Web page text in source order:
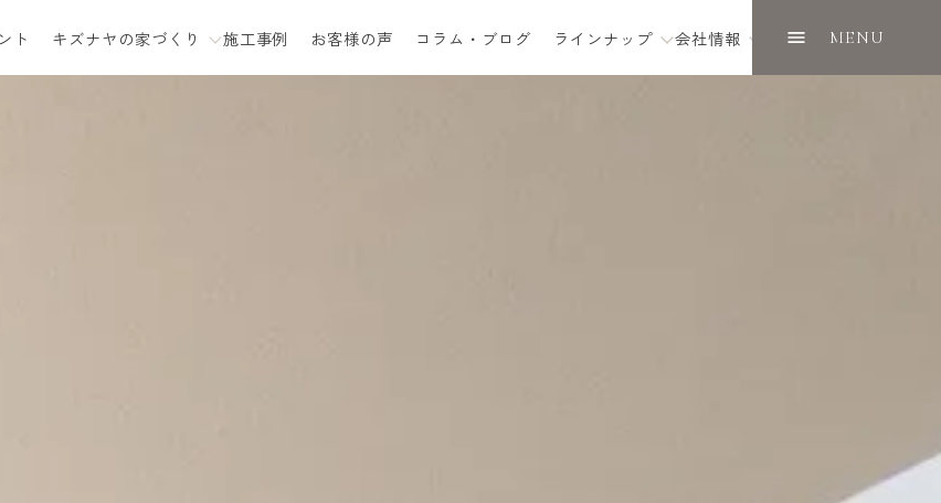
ト キズナヤの家づくり 施工事例 お客様の声 コラム・ブログ ラインナップ 会社情報 MENU